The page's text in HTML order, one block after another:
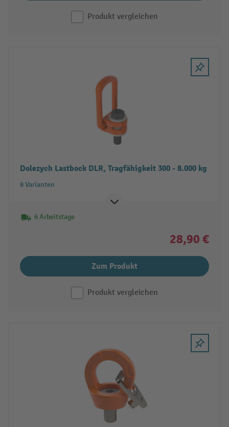
Produkt vergleichen
Dolezych Lastbock DLR, Tragfähigkeit 300 - 8.000 kg
8 Varianten
6 Arbeitstage
28,90 €
Zum Produkt
Produkt vergleichen